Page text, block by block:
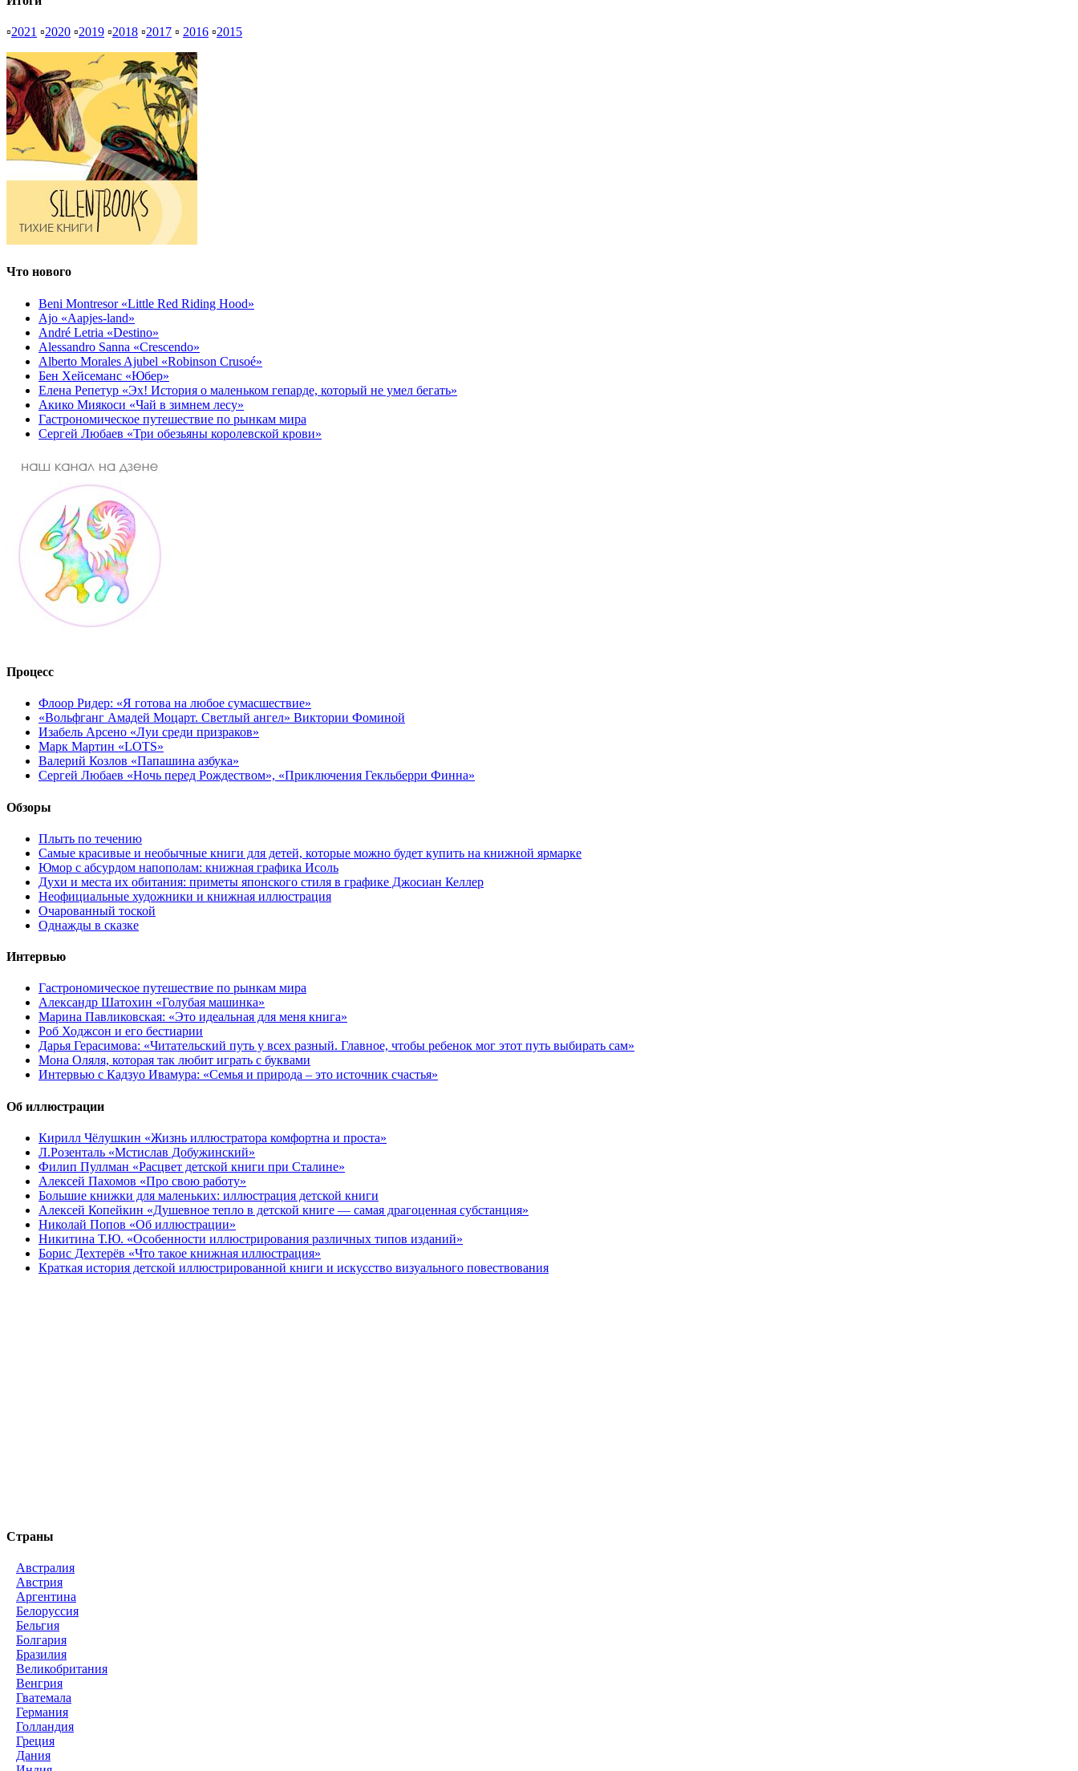
▫2021 ▫2020 ▫2019 ▫2018 ▫2017 ▫ 2016 ▫2015
Что нового
Beni Montresor «Little Red Riding Hood»
Ajo «Aapjes-land»
André Letria «Destino»
Alessandro Sanna «Crescendo»
Alberto Morales Ajubel «Robinson Crusoé»
Бен Хейсеманс «Юбер»
Елена Репетур «Эх! История о маленьком гепарде, который не умел бегать»
Акико Миякоси «Чай в зимнем лесу»
Гастрономическое путешествие по рынкам мира
Сергей Любаев «Три обезьяны королевской крови»
Процесс
Флоор Ридер: «Я готова на любое сумасшествие»
«Вольфганг Амадей Моцарт. Светлый ангел» Виктории Фоминой
Изабель Арсено «Луи среди призраков»
Марк Мартин «LOTS»
Валерий Козлов «Папашина азбука»
Сергей Любаев «Ночь перед Рождеством», «Приключения Гекльберри Финна»
Обзоры
Плыть по течению
Самые красивые и необычные книги для детей, которые можно будет купить на книжной ярмарке
Юмор с абсурдом напополам: книжная графика Исоль
Духи и места их обитания: приметы японского стиля в графике Джосиан Келлер
Неофициальные художники и книжная иллюстрация
Очарованный тоской
Однажды в сказке
Интервью
Гастрономическое путешествие по рынкам мира
Александр Шатохин «Голубая машинка»
Марина Павликовская: «Это идеальная для меня книга»
Роб Ходжсон и его бестиарии
Дарья Герасимова: «Читательский путь у всех разный. Главное, чтобы ребенок мог этот путь выбирать сам»
Мона Оляля, которая так любит играть с буквами
Интервью с Кадзуо Ивамура: «Семья и природа – это источник счастья»
Об иллюстрации
Кирилл Чёлушкин «Жизнь иллюстратора комфортна и проста»
Л.Розенталь «Мстислав Добужинский»
Филип Пуллман «Расцвет детской книги при Сталине»
Алексей Пахомов «Про свою работу»
Большие книжки для маленьких: иллюстрация детской книги
Алексей Копейкин «Душевное тепло в детской книге — самая драгоценная субстанция»
Николай Попов «Об иллюстрации»
Никитина Т.Ю. «Особенности иллюстрирования различных типов изданий»
Борис Дехтерёв «Что такое книжная иллюстрация»
Краткая история детской иллюстрированной книги и искусство визуального повествования
Страны
Австралия
Австрия
Аргентина
Белоруссия
Бельгия
Болгария
Бразилия
Великобритания
Венгрия
Гватемала
Германия
Голландия
Греция
Дания